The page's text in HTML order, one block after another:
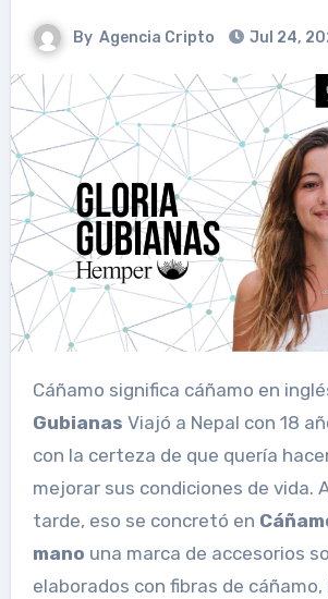
By Agencia Cripto Jul 24,
Cáñamo significa cáñamo en
Gubianas Viajó a Nepal con 18
con la certeza de que quería
mejorar sus condiciones de vida.
tarde, eso se concretó en
mano una marca de accesorios
elaborados con fibras de cáñamo,